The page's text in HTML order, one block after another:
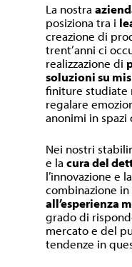
La nostra
posiziona tra i
creazione di
trent’anni ci
realizzazione di
soluzioni su
finiture studiate
regalare
anonimi in spazi
Nei nostri
e lacura del
l’innovazione e
combinazione
all’esperienza
grado di
mercato e del
tendenze in